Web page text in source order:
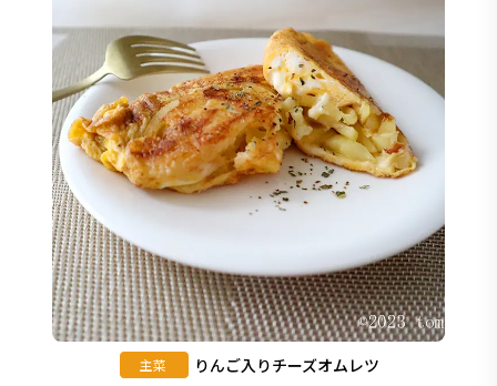
主菜 りんご入りチーズオムレツ